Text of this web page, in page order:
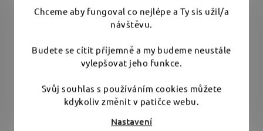
Chceme aby fungoval co nejlépe a Ty sis užil/a
návštěvu.
Budete se cítit příjemně a my budeme neustále
vylepšovat jeho funkce.
Svůj souhlas s používáním cookies můžete
kdykoliv změnit v patičce webu.
Nastavení